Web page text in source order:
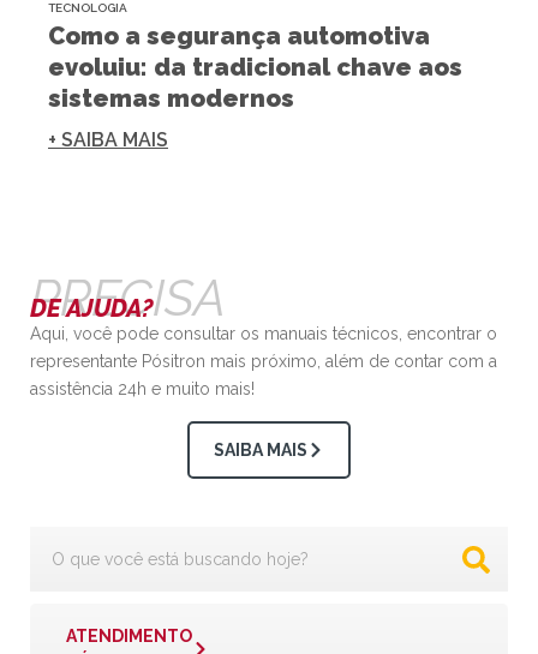
TECNOLOGIA
Como a segurança automotiva
evoluiu: da tradicional chave aos
sistemas modernos
+ SAIBA MAIS
PRECISA
DE AJUDA?
Aqui, você pode consultar os manuais técnicos, encontrar o
representante Pósitron mais próximo, além de contar com a
assistência 24h e muito mais!
SAIBA MAIS
ATENDIMENTO